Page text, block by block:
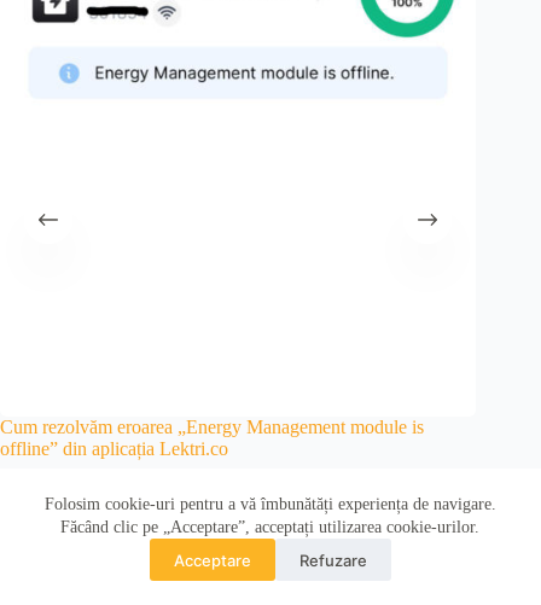
În perioada 07-16 august 2026 nu se vor prelua comenzi. Comenzile
Folosim cookie-uri pentru a vă îmbunătăți experiența de navigare.
Făcând clic pe „Acceptare”, acceptați utilizarea cookie-urilor.
Acceptare Refuzare
Cum rezolvăm eroarea „Energy Management module is
offline” din aplicația Lektri.co